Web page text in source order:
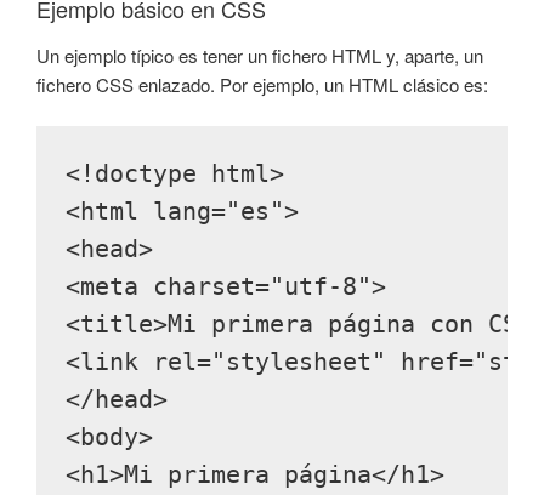
Ejemplo básico en CSS
Un ejemplo típico es tener un fichero HTML y, aparte, un
fichero CSS enlazado. Por ejemplo, un HTML clásico es:
<!doctype html>
<html lang="es">
<head>
<meta charset="utf-8">
<title>Mi primera página con
<link rel="stylesheet"
</head>
<body>
<h1>Mi primera página</h1>